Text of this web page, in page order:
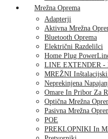
Mrežna Oprema
Adapterji
Aktivna Mrežna
Bluetooth Oprema
Električni Razdelilci
Home Plug
LINE EXTENDER -
MREŽNI
Neprekinjena
Omare In Pribor Za
Optična Mrežna
Pasivna Mrežna
POE
PREKLOPNIKI In